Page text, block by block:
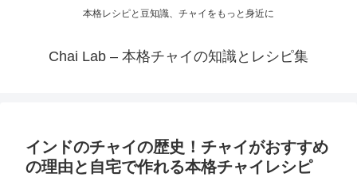
本格レシピと豆知識、チャイをもっと身近に
Chai Lab – 本格チャイの知識とレシピ集
インドのチャイの歴史！チャイがおすすめ
の理由と自宅で作れる本格チャイレシピ